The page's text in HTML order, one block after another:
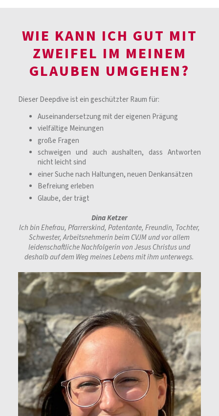
WIE KANN ICH GUT MIT
ZWEIFEL IM MEINEM
GLAUBEN UMGEHEN?
Dieser Deepdive ist ein geschützter Raum für:
Auseinandersetzung mit der eigenen Prägung
vielfältige Meinungen
große Fragen
schweigen und auch aushalten, dass Antworten
nicht leicht sind
einer Suche nach Haltungen, neuen Denkansätzen
Befreiung erleben
Glaube, der trägt
Dina Ketzer
Ich bin Ehefrau, Pfarrerskind, Patentante, Freundin, Tochter,
Schwester, Arbeitsnehmerin beim CVJM und vor allem
leidenschaftliche Nachfolgerin von Jesus Christus und
deshalb auf dem Weg meines Lebens mit ihm unterwegs.